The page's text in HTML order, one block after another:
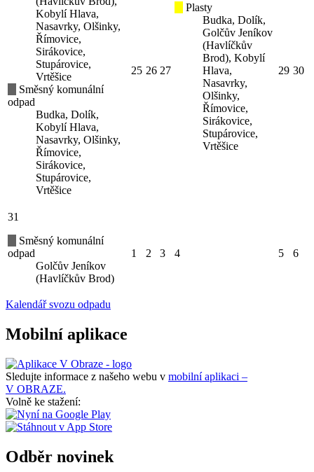
Kobylí Hlava,
Nasavrky, Olšinky,
Římovice,
Sirákovice,
Stupárovice,
Vrtěšice
Směsný komunální
odpad
Budka, Dolík,
Kobylí Hlava,
Nasavrky, Olšinky,
Římovice,
Sirákovice,
Stupárovice,
Vrtěšice
25 26 27
Plasty
Budka, Dolík,
Golčův Jeníkov
(Havlíčkův
Brod), Kobylí
Hlava,
Nasavrky,
Olšinky,
Římovice,
Sirákovice,
Stupárovice,
Vrtěšice
29 30
31
Směsný komunální
odpad
Golčův Jeníkov
(Havlíčkův Brod)
1 2 3 4 5 6
Kalendář svozu odpadu
Mobilní aplikace
Sledujte informace z našeho webu v mobilní aplikaci –
V OBRAZE.
Volně ke stažení:
Odběr novinek